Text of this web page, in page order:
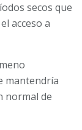
secos que
acceso a
mantendría
normal de